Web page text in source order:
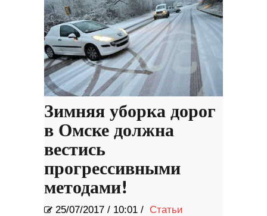
Зимняя уборка дорог
в Омске должна
вестись
прогрессивными
методами!
25/07/2017 / 10:01 / Статьи